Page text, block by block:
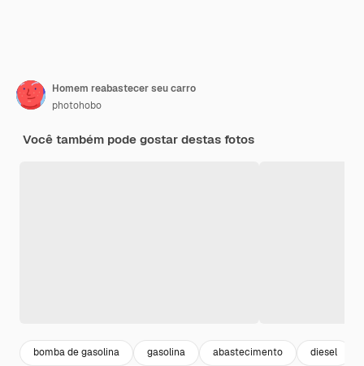
Homem reabastecer seu carro
photohobo
Você também pode gostar destas fotos
bomba de gasolina gasolina abastecimento diesel